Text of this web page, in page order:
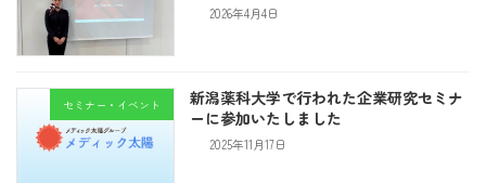
2026年4月4日
セミナー・イベント
新潟薬科大学で行われた企業研究セミナ
ーに参加いたしました
2025年11月17日